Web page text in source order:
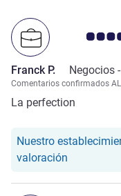
Nota de
Franck P. Negocios -
Comentarios confirmados
La perfection
Nuestro
valoración